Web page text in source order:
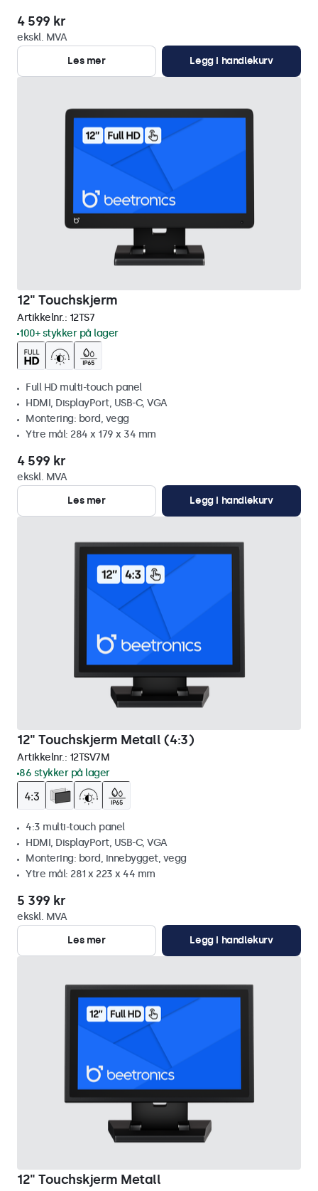
4 599 kr
ekskl. MVA
Les mer
Legg i handlekurv
12" Touchskjerm
Artikkelnr.: 12TS7
100+ stykker på lager
Full HD multi-touch panel
HDMI, DisplayPort, USB-C, VGA
Montering: bord, vegg
Ytre mål: 284 x 179 x 34 mm
4 599 kr
ekskl. MVA
Les mer
Legg i handlekurv
12" Touchskjerm Metall (4:3)
Artikkelnr.: 12TSV7M
86 stykker på lager
4:3 multi-touch panel
HDMI, DisplayPort, USB-C, VGA
Montering: bord, innebygget, vegg
Ytre mål: 281 x 223 x 44 mm
5 399 kr
ekskl. MVA
Les mer
Legg i handlekurv
12" Touchskjerm Metall